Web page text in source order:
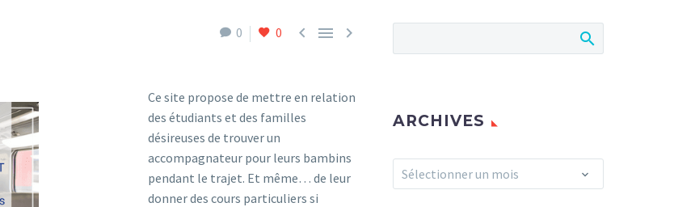
0 0   
Ce site propose de mettre en relation
des étudiants et des familles
désireuses de trouver un
accompagnateur pour leurs bambins
pendant le trajet. Et même… de leur
donner des cours particuliers si
ARCHIVES
Archives
Sélectionner un mois